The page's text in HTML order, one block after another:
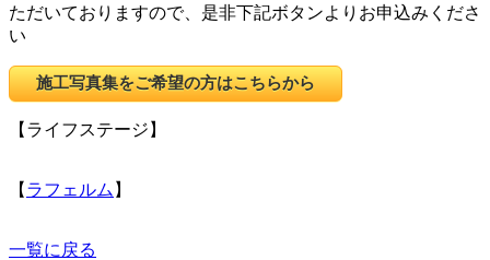
ただいておりますので、是非下記ボタンよりお申込みくださ
い
施工写真集をご希望の方はこちらから
【ライフステージ】
【 ラフェルム 】
一覧に戻る